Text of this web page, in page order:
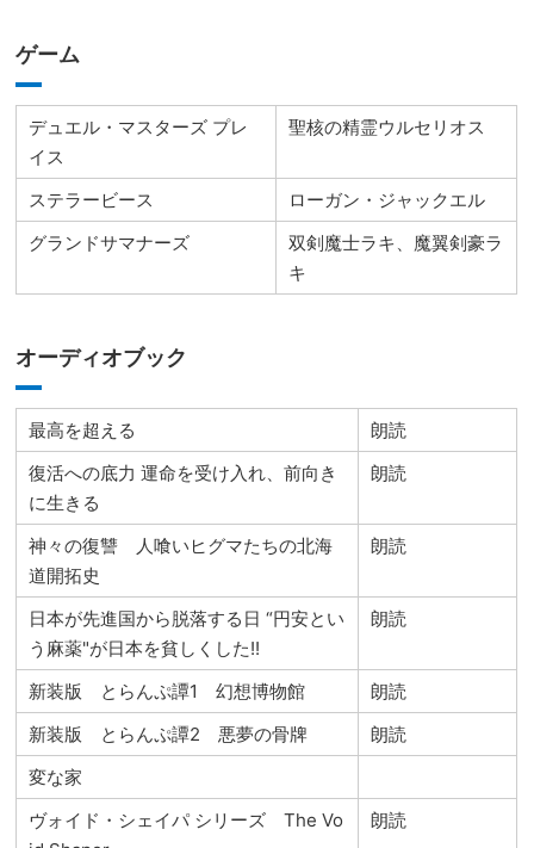
ゲーム
デュエル・マスターズ プレ
イス
聖核の精霊ウルセリオス
ステラービース
ローガン・ジャックエル
グランドサマナーズ
双剣魔士ラキ、魔翼剣豪ラ
キ
オーディオブック
最高を超える
朗読
復活への底力 運命を受け入れ、前向き
に生きる
朗読
神々の復讐 人喰いヒグマたちの北海
道開拓史
朗読
日本が先進国から脱落する日 “円安とい
う麻薬"が日本を貧しくした!!
朗読
新装版 とらんぷ譚1 幻想博物館
朗読
新装版 とらんぷ譚2 悪夢の骨牌
朗読
変な家
ヴォイド・シェイパ シリーズ The Vo
朗読